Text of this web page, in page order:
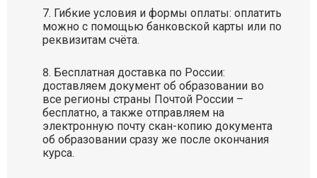
Гибкие условия и формы оплаты: оплатить
можно с помощью банковской карты или по
реквизитам счёта.
Бесплатная доставка по России:
доставляем документ об образовании во
все регионы страны Почтой России –
бесплатно, а также отправляем на
электронную почту скан-копию документа
об образовании сразу же после окончания
курса.